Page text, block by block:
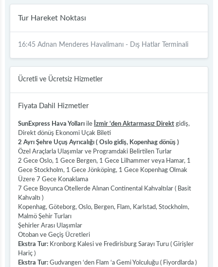
Tur Hareket Noktası
16:45 Adnan Menderes Havalimanı - Dış Hatlar Terminali
Ücretli ve Ücretsiz Hizmetler
Fiyata Dahil Hizmetler
SunExpress Hava Yolları ile İzmir ‘den Aktarmasız Direkt gidiş,
Direkt dönüş Ekonomi Uçak Bileti
2 Ayrı Şehre Uçuş Ayrıcalığı ( Oslo gidiş, Kopenhag dönüş )
Özel Araçlarla Ulaşımlar ve Programdaki Belirtilen Turlar
2 Gece Oslo, 1 Gece Bergen, 1 Gece Lilhammer veya Hamar, 1
Gece Stockholm, 1 Gece Jönköping, 1 Gece Kopenhag Olmak
Üzere 7 Gece Konaklama
7 Gece Boyunca Otellerde Alınan Continental Kahvaltılar ( Basit
Kahvaltı )
Kopenhag, Göteborg, Oslo, Bergen, Flam, Karlstad, Stockholm,
Malmö Şehir Turları
Şehirler Arası Ulaşımlar
Otoban ve Geçiş Ücretleri
Ekstra Tur: Kronborg Kalesi ve Fredirisburg Sarayı Turu ( Girişler
Hariç )
Ekstra Tur: Gudvangen ‘den Flam ‘a Gemi Yolculuğu ( Fiyordlarda )